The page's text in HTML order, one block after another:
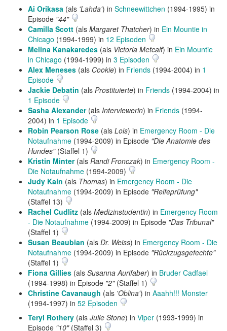
Ai Orikasa (als 'Lahda') in Schneewittchen (1994-1995) in
Episode "44"
Camilla Scott (als Margaret Thatcher) in Ein Mountie in
Chicago (1994-1999) in 12 Episoden
Melina Kanakaredes (als Victoria Metcalf) in Ein Mountie
in Chicago (1994-1999) in 3 Episoden
Alex Meneses (als Cookie) in Friends (1994-2004) in 1
Episode
Jackie Debatin (als Prostituierte) in Friends (1994-2004) in
1 Episode
Sasha Alexander(als Interviewerin) in Friends (1994-
2004) in 1 Episode
Robin Pearson Rose (als Lois) in Emergency Room - Die
Notaufnahme (1994-2009) in Episode "Die Anatomie des
Hundes"(Staffel 1)
Kristin Minter(als Randi Fronczak) in Emergency Room -
Die Notaufnahme (1994-2009)
Judy Kain (als Thomas) in Emergency Room - Die
Notaufnahme (1994-2009) in Episode "Reifeprüfung"
(Staffel 13)
Rachel Cudlitz (als Medizinstudentin) in Emergency Room
- Die Notaufnahme (1994-2009) in Episode "Das Tribunal"
(Staffel 1)
Susan Beaubian (als Dr. Weiss) in Emergency Room - Die
Notaufnahme (1994-2009) in Episode "Rückzugsgefechte"
(Staffel 1)
Fiona Gillies (als Susanna Aurifaber) in Bruder Cadfael
(1994-1998) in Episode "2"(Staffel 1)
Christine Cavanaugh (als 'Oblina') in Aaahh!!! Monster
(1994-1997) in 52 Episoden
Teryl Rothery (als Julie Stone) in Viper (1993-1999) in
Episode "10"(Staffel 3)